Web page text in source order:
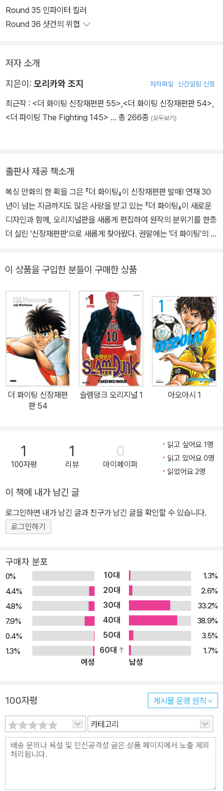
'강하다 건 어떤 걸까.'를 알기 위해 복싱의 길로 들어서겠다고 결심한
일보. 그 길에는, 서로에게 유일무이한 존재가 될 라이벌 미야타 이치
Round 35 인파이터 킬러
Round 36 샷건의 위협
저자 소개
지은이: 모리카와 조지 저자파일 신간알림 신청
최근작 : <더 화이팅 신장재편판 55> <더 화이팅 신장재편판 54>
<더 파이팅 The Fighting 145> … 총 266종 (모두보기)
출판사 제공 책소개
복싱 만화의 한 획을 그은 『더 화이팅』이 신장재편판 발매! 연재 30
년이 넘는 지금까지도 많은 사랑을 받고 있는 『더 화이팅』이 새로운
디자인과 함께, 오리지널판을 새롭게 편집하여 원작의 분위기를 한층
더 살린 '신장재편판'으로 새롭게 찾아왔다. 권말에는 '더 화이팅'의 스
품. 작품 내용 '학교에서 괴롭힘당하기 일쑤였던 일보는 우연히 프로
복서인 마모루에게 도움을 받게 된다. 그날 이후, 일보의 일상은 크게
바뀌었는데! '강하다 건 어떤 걸까.'를 알기 위해 복싱의 길로 들어서
겠다고 결심한 일보. 그 길에는, 서로에게 유일무이한 존재가 될 라이
벌 미야타 이치로와의 만남이 기다리고 있었다!
이 상품을 구입한 분들이 구매한 상품
더 화이팅 신장재편
판 54
슬램덩크 오리지널 1 아오아시 1
1
100자평
1
리뷰
0
마이페이퍼
읽고 싶어요 1명
읽고 있어요 0명
읽었어요 2명
이 책에 내가 남긴 글
로그인하면 내가 남긴 글과 친구가 남긴 글을 확인할 수 있습니다.
로그인하기
구매자 분포
0% 10대
1.3%
4.4%
20대
2.6%
4.8%
30대
33.2%
7.9%
40대
38.9%
0.4%
50대
3.5%
1.3%
60대
1.7%
여성
남성
100자평 게시물 운영 원칙
카테고리